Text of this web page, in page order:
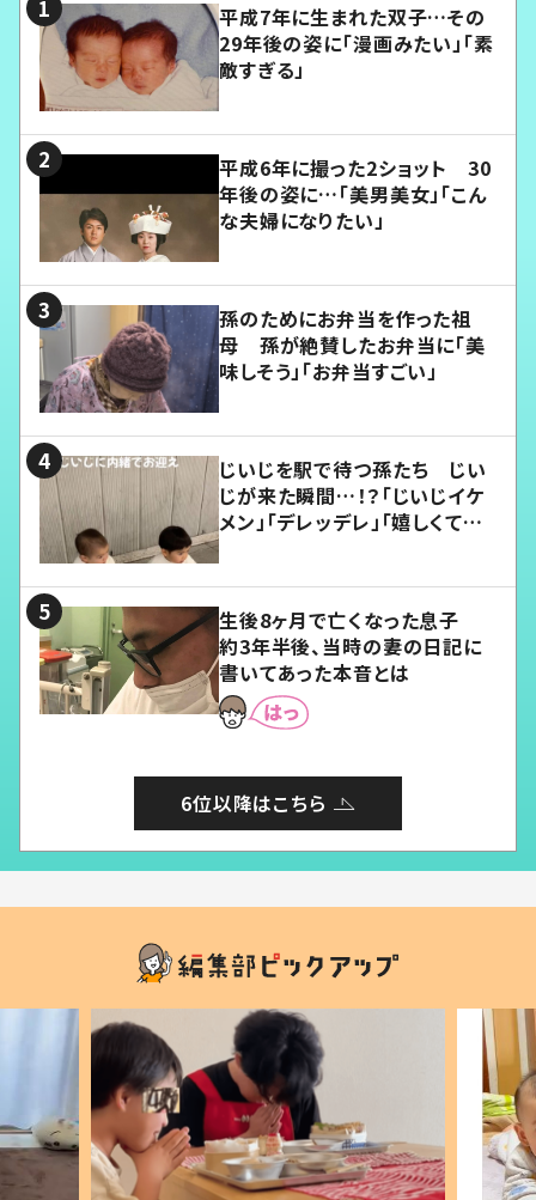
平成7年に生まれた双子…その
29年後の姿に「漫画みたい」「素
敵すぎる」
平成6年に撮った2ショット 30
年後の姿に…「美男美女」「こん
な夫婦になりたい」
孫のためにお弁当を作った祖
母 孫が絶賛したお弁当に「美
味しそう」「お弁当すごい」
じいじを駅で待つ孫たち じい
じが来た瞬間…！？「じいじイケ
メン」「デレッデレ」「嬉しくて可
生後8ヶ月で亡くなった息子
約3年半後、当時の妻の日記に
書いてあった本音とは
6位以降はこちら